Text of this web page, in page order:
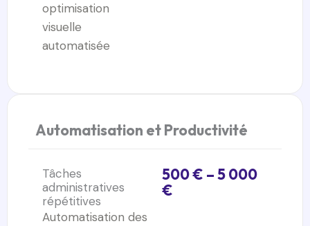
optimisation
visuelle
automatisée
Automatisation et Productivité
Tâches
administratives
répétitives
Automatisation des
500 € – 5 000
€